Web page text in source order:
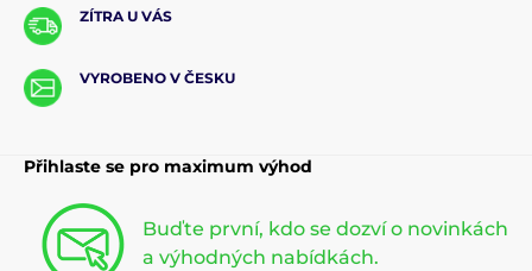
ZÍTRA U VÁS
VYROBENO V ČESKU
Přihlaste se pro maximum výhod
Buďte první, kdo se dozví o novinkách
a výhodných nabídkách.